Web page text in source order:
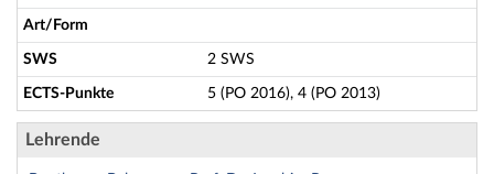
Art/Form
SWS 2 SWS
ECTS-Punkte 5 (PO 2016), 4 (PO 2013)
Lehrende